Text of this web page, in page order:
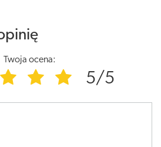
Twoja ocena:
5/5